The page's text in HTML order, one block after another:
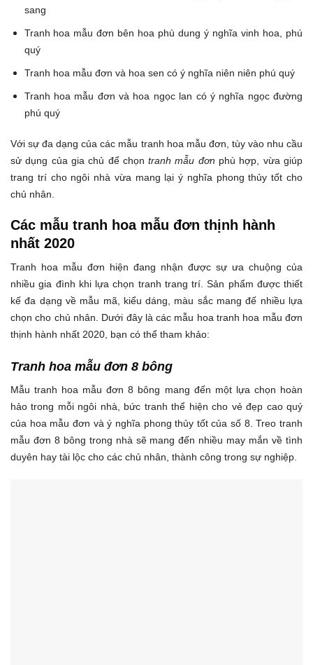
sang
Tranh hoa mẫu đơn bên hoa phù dung ý nghĩa vinh hoa, phú
quý
Tranh hoa mẫu đơn và hoa sen có ý nghĩa niên niên phú quý
Tranh hoa mẫu đơn và hoa ngọc lan có ý nghĩa ngọc đường
phú quý
Với sự đa dạng của các mẫu tranh hoa mẫu đơn, tùy vào nhu cầu
sử dụng của gia chủ để chọntranh mẫu đơn phù hợp, vừa giúp
trang trí cho ngôi nhà vừa mang lại ý nghĩa phong thủy tốt cho
chủ nhân.
Các mẫu tranh hoa mẫu đơn thịnh hành
nhất 2020
Tranh hoa mẫu đơn hiện đang nhận được sự ưa chuộng của
nhiều gia đình khi lựa chọn tranh trang trí. Sản phẩm được thiết
kế đa dạng về mẫu mã, kiểu dáng, màu sắc mang đế nhiều lựa
chọn cho chủ nhân. Dưới đây là các mẫu hoa tranh hoa mẫu đơn
thịnh hành nhất 2020, bạn có thể tham khảo:
Tranh hoa mẫu đơn 8 bông
Mẫu tranh hoa mẫu đơn 8 bông mang đến một lựa chọn hoàn
hảo trong mỗi ngôi nhà, bức tranh thể hiện cho vẻ đẹp cao quý
của hoa mẫu đơn và ý nghĩa phong thủy tốt của số 8. Treo tranh
mẫu đơn 8 bông trong nhà sẽ mang đến nhiều may mắn về tình
duyên hay tài lộc cho các chủ nhân, thành công trong sự nghiệp.